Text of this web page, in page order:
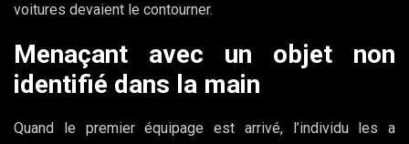
voitures devaient le contourner.
Menaçant avec un objet non
identifié dans la main
Quand le premier équipage est arrivé, l’individu les a